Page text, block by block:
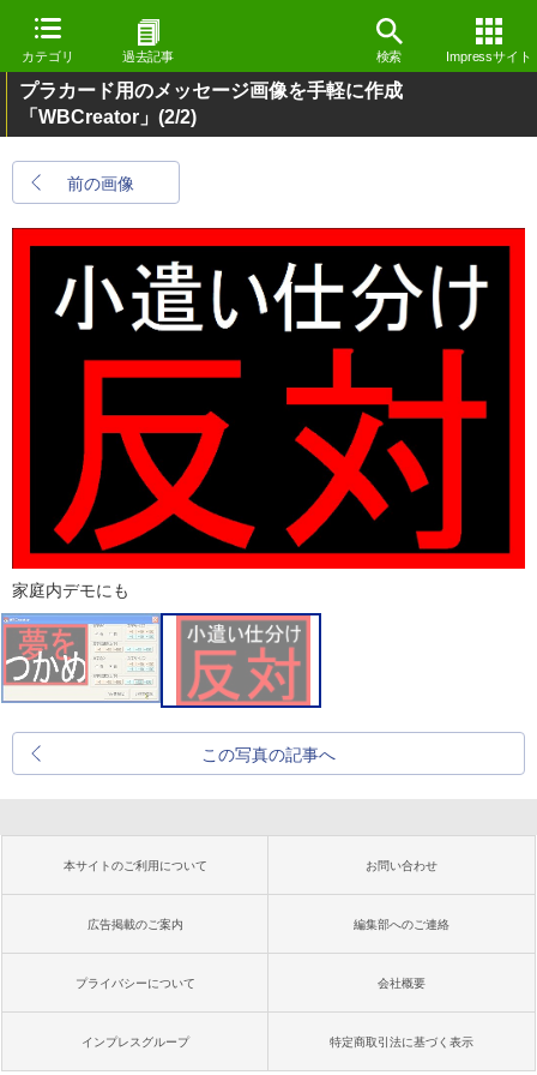
カテゴリ 過去記事 検索 Impressサイト
プラカード用のメッセージ画像を手軽に作成
「WBCreator」 (2/2)
前の画像
家庭内デモにも
この写真の記事へ
本サイトのご利用について お問い合わせ
広告掲載のご案内 編集部へのご連絡
プライバシーについて 会社概要
インプレスグループ 特定商取引法に基づく表示